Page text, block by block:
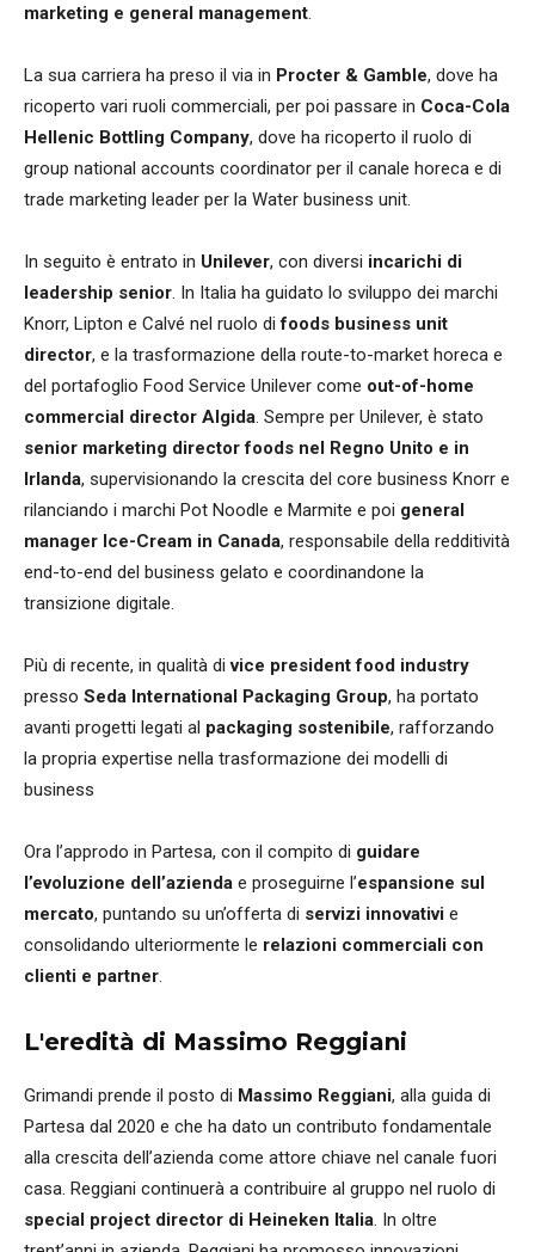
marketing e general management.
La sua carriera ha preso il via in Procter & Gamble, dove ha
ricoperto vari ruoli commerciali, per poi passare in Coca-Cola
Hellenic Bottling Company, dove ha ricoperto il ruolo di
group national accounts coordinator per il canale horeca e di
trade marketing leader per la Water business unit.
In seguito è entrato in Unilever, con diversi incarichi di
leadership senior. In Italia ha guidato lo sviluppo dei marchi
Knorr, Lipton e Calvé nel ruolo difoods business unit
director, e la trasformazione della route-to-market horeca e
del portafoglio Food Service Unilever come out-of-home
commercial director Algida. Sempre per Unilever, è stato
senior marketing director foods nel Regno Unito e in
Irlanda, supervisionando la crescita del core business Knorr e
rilanciando i marchi Pot Noodle e Marmite e poi general
manager Ice-Cream in Canada, responsabile della redditività
end-to-end del business gelato e coordinandone la
transizione digitale.
Più di recente, in qualità divice president food industry
presso Seda International Packaging Group, ha portato
avanti progetti legati al packaging sostenibile, rafforzando
la propria expertise nella trasformazione dei modelli di
business
Ora l’approdo in Partesa, con il compito di guidare
l’evoluzione dell’azienda e proseguirne l’espansione sul
mercato, puntando su un’offerta di servizi innovativi e
consolidando ulteriormente le relazioni commerciali con
clienti e partner.
L'eredità di Massimo Reggiani
Grimandi prende il posto di Massimo Reggiani, alla guida di
Partesa dal 2020 e che ha dato un contributo fondamentale
alla crescita dell’azienda come attore chiave nel canale fuori
casa. Reggiani continuerà a contribuire al gruppo nel ruolo di
special project director di Heineken Italia. In oltre